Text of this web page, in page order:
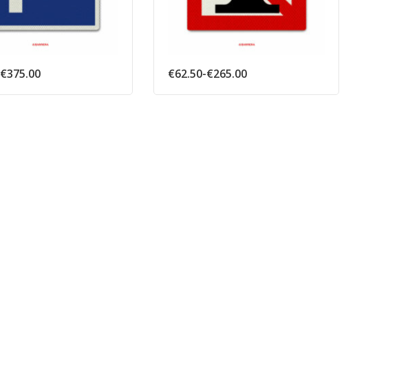
€375.00Prijsklasse:
€62.50-€265.00Prijsklasse: